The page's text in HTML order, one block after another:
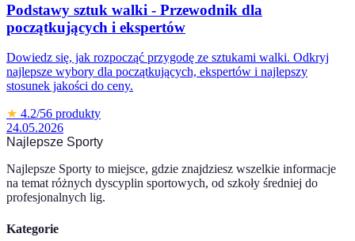
Podstawy sztuk walki - Przewodnik dla
początkujących i ekspertów
Dowiedz się, jak rozpocząć przygodę ze sztukami walki. Odkryj
najlepsze wybory dla początkujących, ekspertów i najlepszy
stosunek jakości do ceny.
★ 4.2/56 produkty
24.05.2026
Najlepsze Sporty
Najlepsze Sporty to miejsce, gdzie znajdziesz wszelkie informacje
na temat różnych dyscyplin sportowych, od szkoły średniej do
profesjonalnych lig.
Kategorie